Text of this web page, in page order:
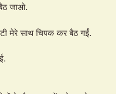
जाओ.
मेरे साथ चिपक कर बैठ गईं.